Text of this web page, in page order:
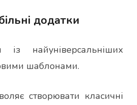
додатки
найуніверсальніших
шаблонами.
створювати класичні